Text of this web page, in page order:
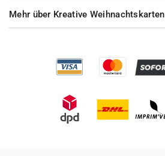
Mehr über Kreative Weihnachtskarten